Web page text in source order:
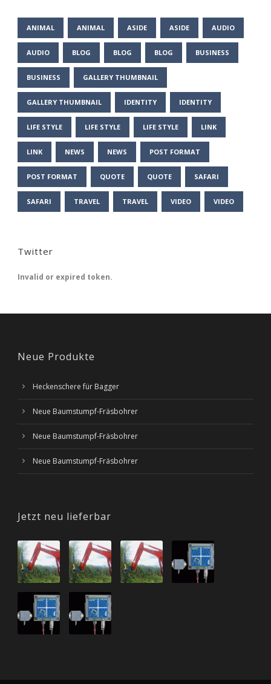
ANIMAL ANIMAL ASIDE ASIDE AUDIO
AUDIO BLOG BLOG BLOG BUSINESS
BUSINESS GALLERY THUMBNAIL
GALLERY THUMBNAIL IDENTITY IDENTITY
LIFE STYLE LIFE STYLE LIFE STYLE LINK
LINK NEWS NEWS POST FORMAT
POST FORMAT QUOTE QUOTE SAFARI
SAFARI TRAVEL TRAVEL VIDEO VIDEO
Twitter
Invalid or expired token.
Neue Produkte
Heckenschere für Bagger
Neue Baumstumpf-Fräsbohrer
Neue Baumstumpf-Fräsbohrer
Neue Baumstumpf-Fräsbohrer
Jetzt neu lieferbar